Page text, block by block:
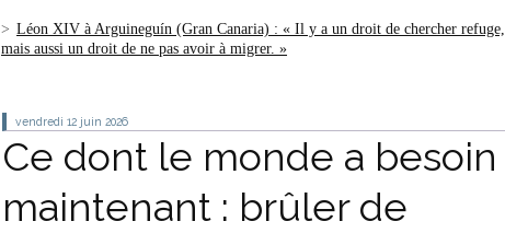
Léon XIV à Arguineguín (Gran Canaria) : « Il y a un droit de chercher refuge,
mais aussi un droit de ne pas avoir à migrer. »
vendredi 12 juin 2026
Ce dont le monde a besoin
maintenant : brûler de